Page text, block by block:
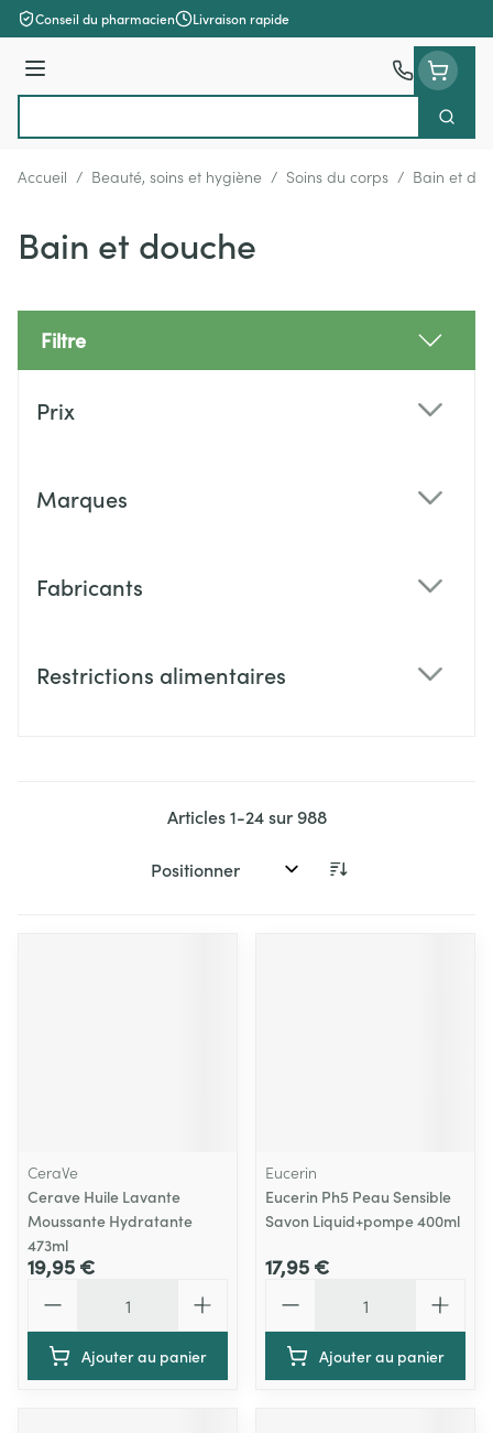
Aller au contenu
Conseil du pharmacien Livraison rapide
Menu
Accueil / Beauté, soins et hygiène / Soins du corps / Bain et
Bain et douche
Filtre
Prix
Marques
Fabricants
Restrictions alimentaires
Articles1-24sur988
Trier par:
CeraVe
Cerave Huile Lavante
Moussante Hydratante
473ml
19,95 €
Ajouter au panier
Eucerin
Eucerin Ph5 Peau Sensible
Savon Liquid+pompe 400ml
17,95 €
Ajouter au panier